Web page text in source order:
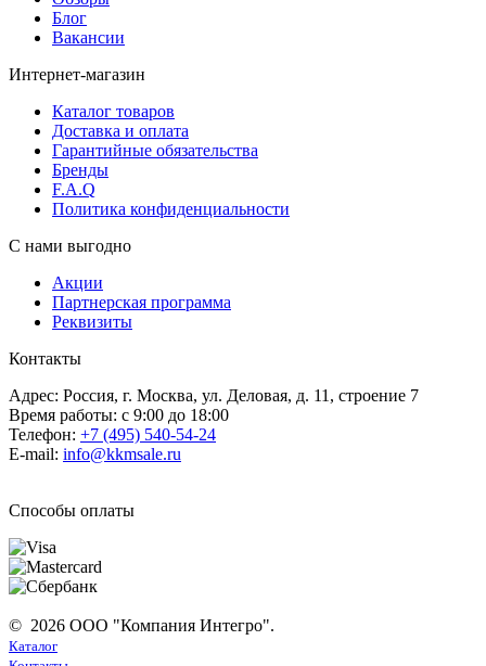
Блог
Вакансии
Интернет-магазин
Каталог товаров
Доставка и оплата
Гарантийные обязательства
Бренды
F.A.Q
Политика конфиденциальности
С нами выгодно
Акции
Партнерская программа
Реквизиты
Контакты
Адрес: Россия, г. Москва, ул. Деловая, д. 11, строение 7
Время работы: с 9:00 до 18:00
Телефон: +7 (495) 540-54-24
E-mail: info@kkmsale.ru
Способы оплаты
© 2026 ООО "Компания Интегро".
Каталог